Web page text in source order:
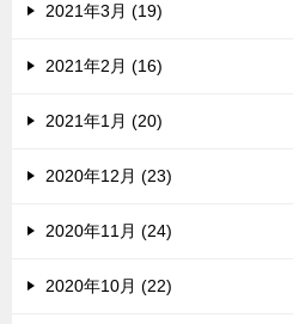
2021年3月 (19)
2021年2月 (16)
2021年1月 (20)
2020年12月 (23)
2020年11月 (24)
2020年10月 (22)